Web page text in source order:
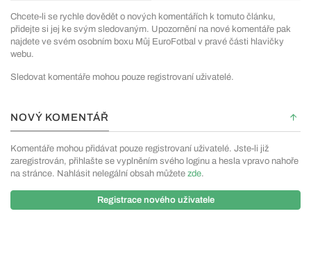
Chcete-li se rychle dovědět o nových komentářích k tomuto článku,
přidejte si jej ke svým sledovaným. Upozornění na nové komentáře pak
najdete ve svém osobním boxu Můj EuroFotbal v pravé části hlavičky
webu.
Sledovat komentáře mohou pouze registrovaní uživatelé.
NOVÝ KOMENTÁŘ
Komentáře mohou přidávat pouze registrovaní uživatelé. Jste-li již
zaregistrován, přihlašte se vyplněním svého loginu a hesla vpravo nahoře
na stránce. Nahlásit nelegální obsah můžete zde.
Registrace nového uživatele